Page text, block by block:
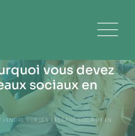
vous devez
sociaux en
SUR LES RÉSEAUX SOCIAUX EN